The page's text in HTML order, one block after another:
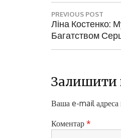
Н
а
в
г
ц
і
PREVIOUS POST
P
R
O
U
S
O
Ліна Костенко:
Багатством
Залишити
Ваша e-mail адреса
Коментар *